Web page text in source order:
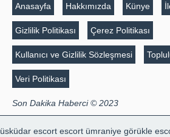
Anasayfa Hakkımızda Künye
Gizlilik Politikası Çerez Politikası
Kullanıcı ve Gizlilik Sözleşmesi
Veri Politikası
Son Dakika Haberci © 2023
üsküdar escort escort ümraniye görükle